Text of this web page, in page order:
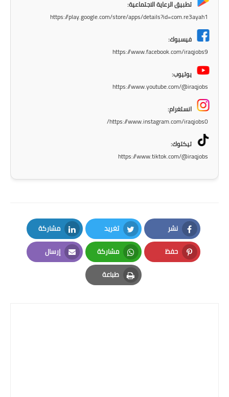
المرحلة الابتدائية
صحة وطب
فن ومشاهير
العامة
تطبيق الرعاية الاجتماعية:
https://play.google.com/store/apps/details?id=com.re3ayah1
فيسبوك:
https://www.facebook.com/iraqjobs9
يوتيوب:
https://www.youtube.com/@iraqjobs
انستغرام:
https://www.instagram.com/iraqjobs0/
تيكتوك:
https://www.tiktok.com/@iraqjobs
نشر
Facebook
تغريد
Twitter
مشاركة
LinkedIn
حفظ
Pinterest
مشاركة
Whatsapp
إرسال
Email
طباعة
Print